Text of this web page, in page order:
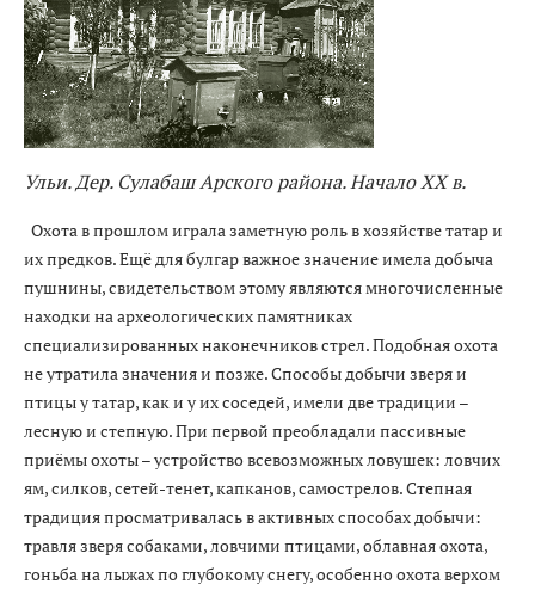
Ульи. Дер. Сулабаш Арского района. Начало XX в.
Охота в прошлом играла заметную роль в хозяйстве татар и
их предков. Ещё для булгар важное значение имела добыча
пушнины, свидетельством этому являются многочисленные
находки на археологических памятниках
специализированных наконечников стрел. Подобная охота
не утратила значения и позже. Способы добычи зверя и
птицы у татар, как и у их соседей, имели две традиции –
лесную и степную. При первой преобладали пассивные
приёмы охоты – устройство всевозможных ловушек: ловчих
ям, силков, сетей-тенет, капканов, самострелов. Степная
традиция просматривалась в активных способах добычи:
травля зверя собаками, ловчими птицами, облавная охота,
гоньба на лыжах по глубокому снегу, особенно охота верхом